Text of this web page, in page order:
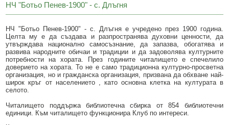
Общинско предприятие Чисто Дряново
Общинско предприятие Зелено Дряново
Общинска собственост
Финанси и бюджет
Култура
НЧ "Ботьо Пенев-1900" - с. Длъгня
НЧ "Ботьо Пенев-1900" - с. Длъгня е учредено през 1900 година.
Целта му е да създава и разпространява духовни ценности, да
утвърждава национално самосъзнание, да запазва, обогатява и
развива народните обичаи и традиции и да задоволява културните
потребности на хората. През годините читалището е спечелило
доверието на хората. То не е само традиционна културно-просветна
организация, но и гражданска организация, призвана да обхване най-
широк кръг от населението , като основна клетка на културата в
селото.
Читалището поддържа библиотечна сбирка от 854 библиотечни
единици. Към читалището функционира Клуб по интереси.
COVID-19 (Коронавирус)
Приют за безстопанствени кучета
Красиво Дряново
Новини
Обяви и съобщения